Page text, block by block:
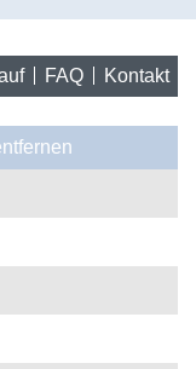
FAQ Kontakt